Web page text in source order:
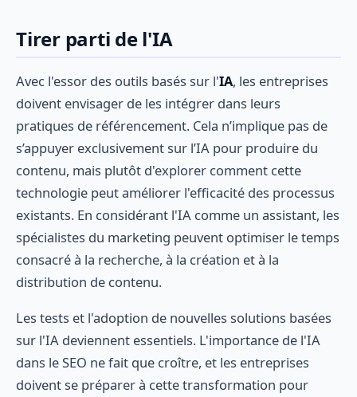
Tirer parti de l'IA
Avec l'essor des outils basés sur l'IA, les entreprises
doivent envisager de les intégrer dans leurs
pratiques de référencement. Cela n’implique pas de
s’appuyer exclusivement sur l’IA pour produire du
contenu, mais plutôt d'explorer comment cette
technologie peut améliorer l'efficacité des processus
existants. En considérant l'IA comme un assistant, les
spécialistes du marketing peuvent optimiser le temps
consacré à la recherche, à la création et à la
distribution de contenu.
Les tests et l'adoption de nouvelles solutions basées
sur l'IA deviennent essentiels. L'importance de l'IA
dans le SEO ne fait que croître, et les entreprises
doivent se préparer à cette transformation pour